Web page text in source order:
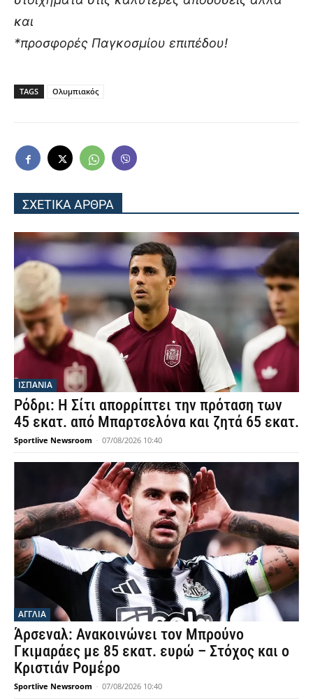
και
*προσφορές Παγκοσμίου επιπέδου!
TAGS Ολυμπιακός
ΣΧΕΤΙΚΑ ΑΡΘΡΑ
ΙΣΠΑΝΙΑ
Ρόδρι: Η Σίτι απορρίπτει την πρόταση των
45 εκατ. από Μπαρτσελόνα και ζητά 65 εκατ.
Sportlive Newsroom - 07/08/2026 10:40
ΑΓΓΛΙΑ
Άρσεναλ: Ανακοινώνει τον Μπρούνο
Γκιμαράες με 85 εκατ. ευρώ – Στόχος και ο
Κριστιάν Ρομέρο
Sportlive Newsroom - 07/08/2026 10:40